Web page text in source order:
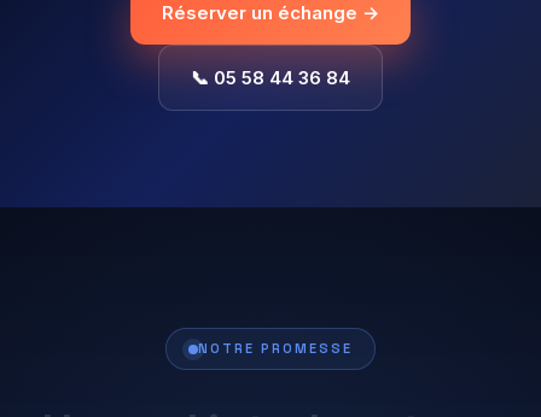
Réserver un échange →
📞 05 58 44 36 84
NOTRE PROMESSE